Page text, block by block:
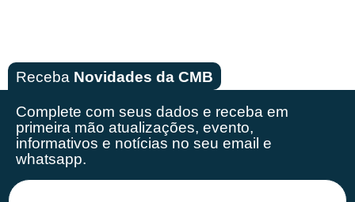
Receba Novidades da CMB
Complete com seus dados e receba em
primeira mão atualizações, evento,
informativos e notícias no seu email e
whatsapp.